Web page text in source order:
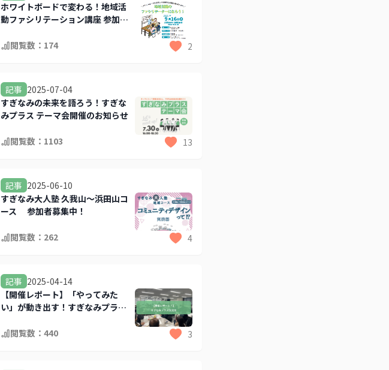
ホワイトボードで変わる！地域活
動ファシリテーション講座 参加者
閲覧数： 174 2
記事 2025-07-04
すぎなみの未来を語ろう！すぎな
みプラス テーマ会開催のお知らせ
閲覧数： 1103 13
記事 2025-06-10
すぎなみ大人塾 久我山～浜田山コ
ース 参加者募集中！
閲覧数： 262 4
記事 2025-04-14
【開催レポート】「やってみた
い」が動き出す！すぎなみプラス
閲覧数： 440 3